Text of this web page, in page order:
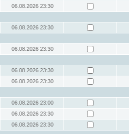
06.08.2026 23:30
06.08.2026 23:30
06.08.2026 23:30
06.08.2026 23:30
06.08.2026 23:30
06.08.2026 23:00
06.08.2026 23:30
06.08.2026 23:30